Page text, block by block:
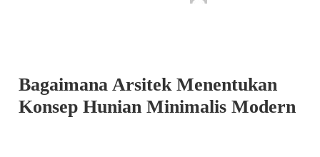
Bagaimana Arsitek Menentukan
Konsep Hunian Minimalis Modern